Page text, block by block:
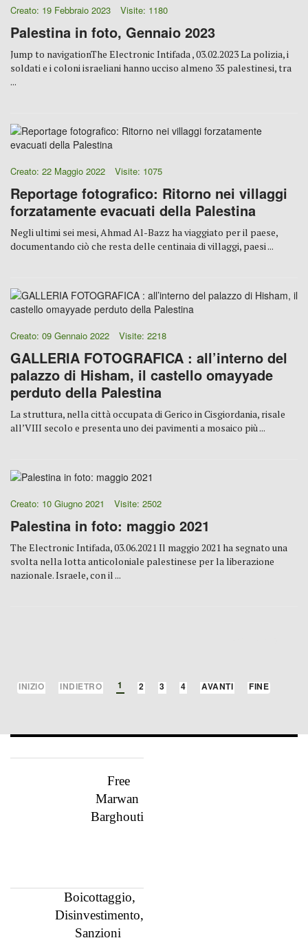
Creato: 19 Febbraio 2023 Visite: 1180
Palestina in foto, Gennaio 2023
Jump to navigationThe Electronic Intifada , 03.02.2023 La polizia, i
soldati e i coloni israeliani hanno ucciso almeno 35 palestinesi, tra
...
Creato: 22 Maggio 2022 Visite: 1075
Reportage fotografico: Ritorno nei villaggi
forzatamente evacuati della Palestina
Negli ultimi sei mesi, Ahmad Al-Bazz ha viaggiato per il paese,
documentando ciò che resta delle centinaia di villaggi, paesi ...
Creato: 09 Gennaio 2022 Visite: 2218
GALLERIA FOTOGRAFICA : all’interno del
palazzo di Hisham, il castello omayyade
perduto della Palestina
La struttura, nella città occupata di Gerico in Cisgiordania, risale
all’VIII secolo e presenta uno dei pavimenti a mosaico più ...
Creato: 10 Giugno 2021 Visite: 2502
Palestina in foto: maggio 2021
The Electronic Intifada, 03.06.2021 Il maggio 2021 ha segnato una
svolta nella lotta anticoloniale palestinese per la liberazione
nazionale. Israele, con il ...
INIZIO INDIETRO 1 2 3 4 AVANTI FINE
Free
Marwan
Barghouti
Boicottaggio,
Disinvestimento,
Sanzioni